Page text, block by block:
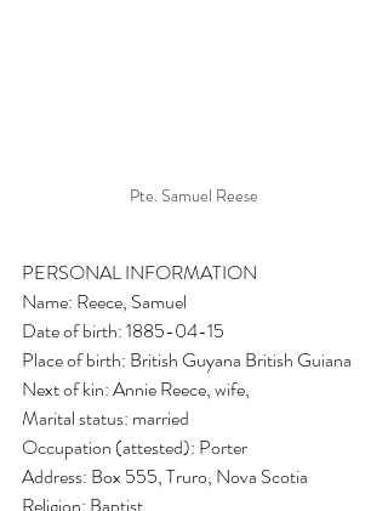
Pte. Samuel Reese
PERSONAL INFORMATION
Name: Reece, Samuel
Date of birth: 1885-04-15
Place of birth: British Guyana British Guiana
Next of kin: Annie Reece, wife,
Marital status: married
Occupation (attested): Porter
Address: Box 555, Truro, Nova Scotia